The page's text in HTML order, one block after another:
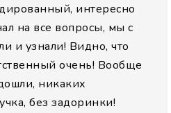
интересно
на все вопросы, мы с
и узнали! Видно, что
очень! Вообще
никаких
без задоринки!